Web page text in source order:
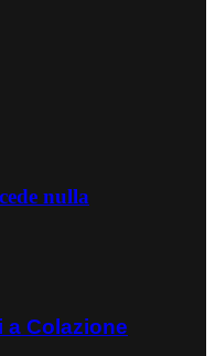
nulla
a Colazione